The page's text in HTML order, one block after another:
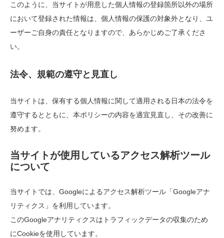
このように、当サイトが用意した個人情報の登録箇所以外の場所
において登録された情報は、個人情報の保護の対象外となり、ユ
ーザーご自身の責任となりますので、あらかじめご了承くださ
い。
法令、規範の遵守と見直し
当サイトは、保有する個人情報に関して適用される日本の法令を
遵守するとともに、本ポリシーの内容を適宜見直し、その改善に
努めます。
当サイトが使用しているアクセス解析ツール
について
当サイトでは、Googleによるアクセス解析ツール「Googleアナ
リティクス」を利用しています。
このGoogleアナリティクスはトラフィックデータの収集のため
にCookieを使用しています。